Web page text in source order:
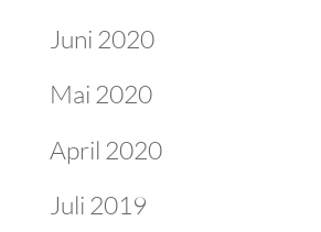
Juni 2020
Mai 2020
April 2020
Juli 2019